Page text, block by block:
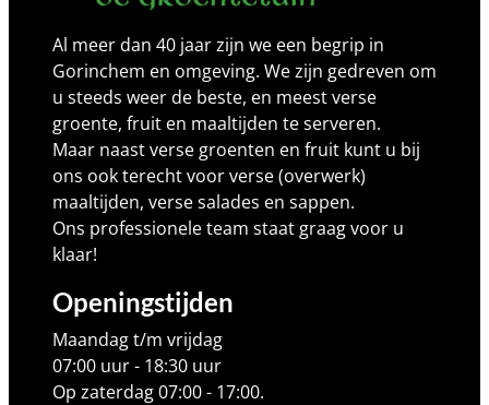
Al meer dan 40 jaar zijn we een begrip in
Gorinchem en omgeving. We zijn gedreven om
u steeds weer de beste, en meest verse
groente, fruit en maaltijden te serveren.
Maar naast verse groenten en fruit kunt u bij
ons ook terecht voor verse (overwerk)
maaltijden, verse salades en sappen.
Ons professionele team staat graag voor u
klaar!
Openingstijden
Maandag t/m vrijdag
07:00 uur - 18:30 uur
Op zaterdag 07:00 - 17:00.